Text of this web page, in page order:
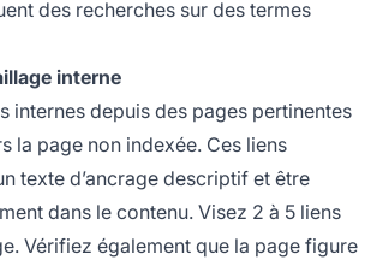
des recherches sur des termes
interne
internes depuis des pages pertinentes
la page non indexée. Ces liens
texte d’ancrage descriptif et être
dans le contenu. Visez 2 à 5 liens
Vérifiez également que la page figure